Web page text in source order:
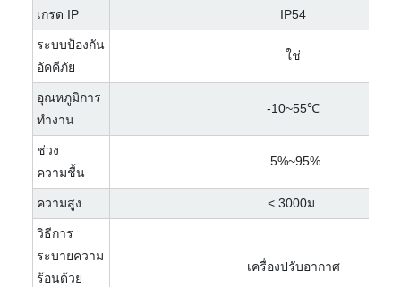
เกรด IP IP54
ระบบป้องกัน
อัคคีภัย
ใช่
อุณหภูมิการ
ทำงาน
-10~55℃
ช่วง
ความชื้น
5%~95%
ความสูง < 3000ม.
วิธีการ
ระบายความ
ร้อนด้วย
เครื่องปรับอากาศ